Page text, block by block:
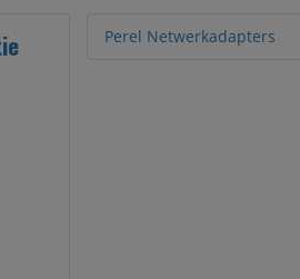
Perel Netwerkadapters